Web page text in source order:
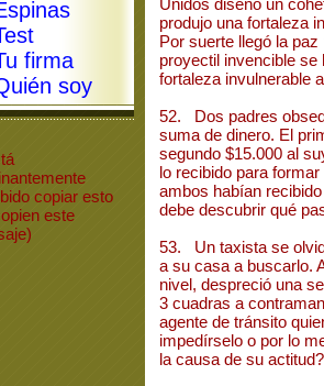
firma
soy
copiar esto
este
Unidos diseñó un
produjo una fortaleza
Por suerte llegó la
proyectil invencible se
fortaleza invulnerable
52. Dos padres
suma de dinero. El
segundo $15.000 al
lo recibido para
ambos habían
debe descubrir qué
53. Un taxista se
a su casa a buscarlo.
nivel, despreció una
3 cuadras a
agente de tránsito
impedírselo o por lo
la causa de su actitud?